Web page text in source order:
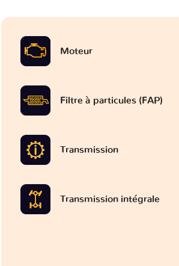
Moteur
Filtre à particules (FAP)
Transmission
Transmission intégrale